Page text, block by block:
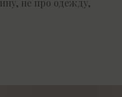
не про одежду,